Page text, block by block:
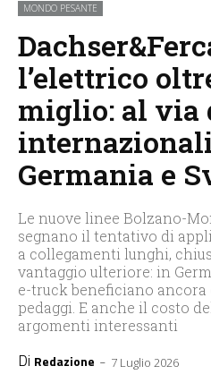
MONDO PESANTE
l’elettrico
miglio: al via
Germania e
Le nuove linee Bolzano-
segnano il tentativo di
a collegamenti lunghi,
vantaggio ulteriore: in
e-truck beneficiano ancora
pedaggi. E anche il costo
argomenti interessanti
Di Redazione - 7 Luglio 2026